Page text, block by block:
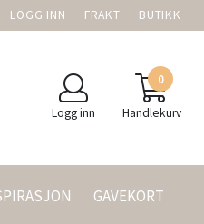
LOGG INN FRAKT BUTIKK
Logg inn
0
Handlekurv
GAVEKORT